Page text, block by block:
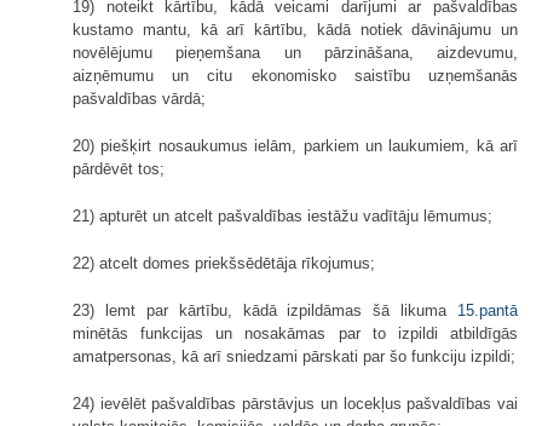
19) noteikt kārtību, kādā veicami darījumi ar pašvaldības
kustamo mantu, kā arī kārtību, kādā notiek dāvinājumu un
novēlējumu pieņemšana un pārzināšana, aizdevumu,
aizņēmumu un citu ekonomisko saistību uzņemšanās
pašvaldības vārdā;
20) piešķirt nosaukumus ielām, parkiem un laukumiem, kā arī
pārdēvēt tos;
21) apturēt un atcelt pašvaldības iestāžu vadītāju lēmumus;
22) atcelt domes priekšsēdētāja rīkojumus;
23) lemt par kārtību, kādā izpildāmas šā likuma 15.pantā
minētās funkcijas un nosakāmas par to izpildi atbildīgās
amatpersonas, kā arī sniedzami pārskati par šo funkciju izpildi;
24) ievēlēt pašvaldības pārstāvjus un locekļus pašvaldības vai